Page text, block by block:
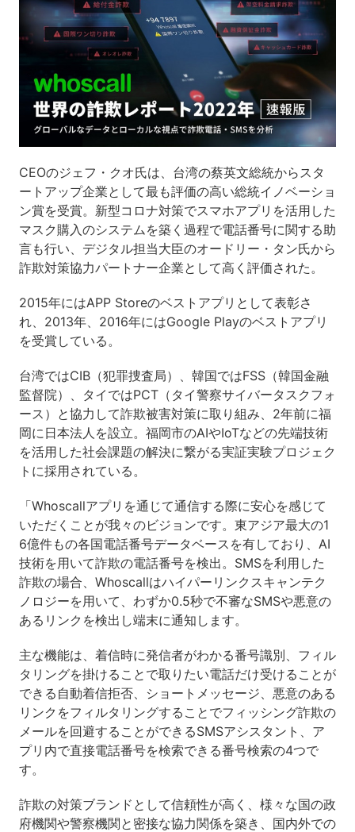
CEOのジェフ・クオ氏は、台湾の蔡英文総統からスタ
ートアップ企業として最も評価の高い総統イノベーショ
ン賞を受賞。新型コロナ対策でスマホアプリを活用した
マスク購入のシステムを築く過程で電話番号に関する助
言も行い、デジタル担当大臣のオードリー・タン氏から
詐欺対策協力パートナー企業として高く評価された。
2015年にはAPP Storeのベストアプリとして表彰さ
れ、2013年、2016年にはGoogle Playのベストアプリ
を受賞している。
台湾ではCIB（犯罪捜査局）、韓国ではFSS（韓国金融
監督院）、タイではPCT（タイ警察サイバータスクフォ
ース）と協力して詐欺被害対策に取り組み、2年前に福
岡に日本法人を設立。福岡市のAIやIoTなどの先端技術
を活用した社会課題の解決に繋がる実証実験プロジェク
トに採用されている。
「Whoscallアプリを通じて通信する際に安心を感じて
いただくことが我々のビジョンです。東アジア最大の1
6億件もの各国電話番号データベースを有しており、AI
技術を用いて詐欺の電話番号を検出。SMSを利用した
詐欺の場合、Whoscallはハイパーリンクスキャンテク
ノロジーを用いて、わずか0.5秒で不審なSMSや悪意の
あるリンクを検出し端末に通知します。
主な機能は、着信時に発信者がわかる番号識別、フィル
タリングを掛けることで取りたい電話だけ受けることが
できる自動着信拒否、ショートメッセージ、悪意のある
リンクをフィルタリングすることでフィッシング詐欺の
メールを回避することができるSMSアシスタント、ア
プリ内で直接電話番号を検索できる番号検索の4つで
す。
詐欺の対策ブランドとして信頼性が高く、様々な国の政
府機関や警察機関と密接な協力関係を築き、国内外での